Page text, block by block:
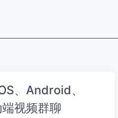
、Android、
视频群聊